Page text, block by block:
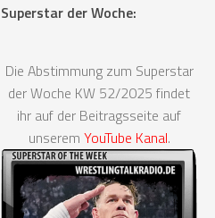
Superstar der Woche:
Die Abstimmung zum Superstar
der Woche KW 52/2025 findet
ihr auf der Beitragsseite auf
unserem YouTube Kanal.